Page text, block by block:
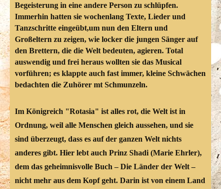
Begeisterung in eine andere Person zu schlüpfen.
Immerhin hatten sie wochenlang Texte, Lieder und
Tanzschritte eingeübt,um nun den Eltern und
Großeltern zu zeigen, wie locker die jungen Sänger auf
den Brettern, die die Welt bedeuten, agieren. Total
auswendig und frei heraus wollten sie das Musical
vorführen; es klappte auch fast immer, kleine Schwächen
bedachten die Zuhörer mt Schmunzeln.
Im Königreich "Rotasia" ist alles rot, die Welt ist in
Ordnung, weil alle Menschen gleich aussehen, und sie
sind überzeugt, dass es auf der ganzen Welt nichts
anderes gibt. Hier lebt auch Prinz Shadi (Marie Ehrler),
dem das geheimnisvolle Buch – Die Länder der Welt –
nicht mehr aus dem Kopf geht. Darin ist von einem Land